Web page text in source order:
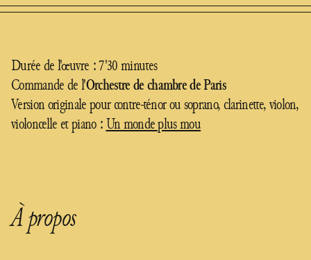
Durée de l'œuvre : 7'30 minutes
Commande de l'Orchestre de chambre de Paris
Version originale pour contre-ténor ou soprano, clarinette, violon,
violoncelle et piano :Un monde plus mou
À propos